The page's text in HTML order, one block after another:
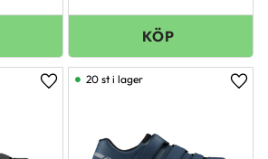
Lägg till i favoriter
20 st i lager